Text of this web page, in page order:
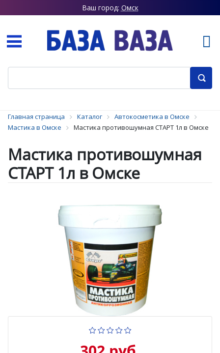
Ваш город: Омск
Главная страница Каталог
Автокосметика в Омске
Мастика в Омске
Мастика противошумная СТАРТ 1л в Омске
Мастика противошумная
СТАРТ 1л в Омске